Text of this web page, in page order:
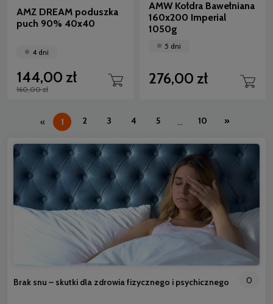
AMZ DREAM poduszka
puch 90% 40x40
4 dni
144,00 zł
160,00 zł
AMW Kołdra Bawełniana
160x200 Imperial
1050g
5 dni
276,00 zł
« 1 2 3 4 5 ... 10 »
Brak snu – skutki dla zdrowia fizycznego i psychicznego 0